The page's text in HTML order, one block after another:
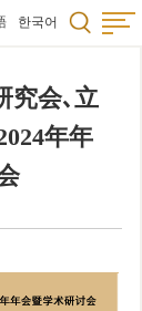
한국어
究会､立
年年